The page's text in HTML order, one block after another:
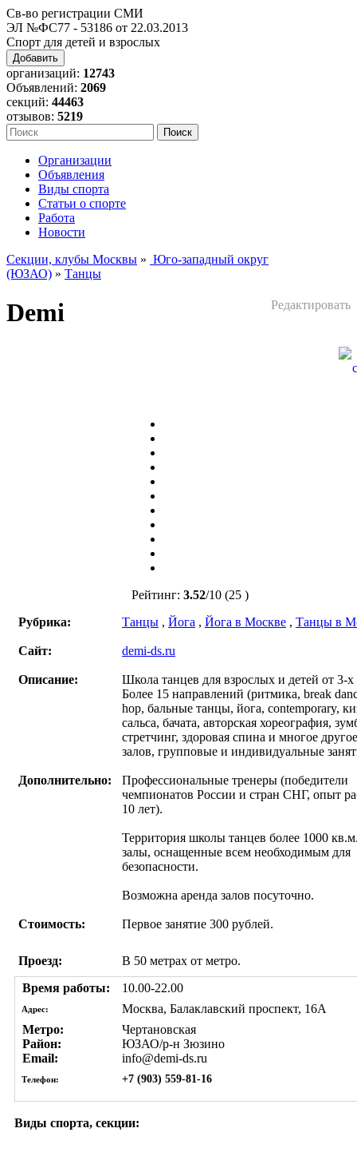
Св-во регистрации СМИ
ЭЛ №ФС77 - 53186 от 22.03.2013
Спорт для детей и взрослых
Добавить
организаций: 12743
Объявлений: 2069
секций: 44463
отзывов: 5219
Организации
Объявления
Виды спорта
Статьи о спорте
Работа
Новости
Секции, клубы Москвы » Юго-западный округ
(ЮЗАО) » Танцы
Редактировать
Demi
Рейтинг: 3.52/10 (25 )
Рубрика:
Танцы , Йога , Йога в Москве , Танцы в
Сайт: demi-ds.ru
Описание:
Школа танцев для взрослых и детей от 3-х
Более 15 направлений (ритмика, break
hop, бальные танцы, йога, contemporary,
сальса, бачата, авторская хореография,
стретчинг, здоровая спина и многое
залов, групповые и индивидуальные
Дополнительно:
Профессиональные тренеры (победители
чемпионатов России и стран СНГ, опыт
10 лет).
Территория школы танцев более 1000
залы, оснащенные всем необходимым для
безопасности.
Возможна аренда залов посуточно.
Стоимость: Первое занятие 300 рублей.
Проезд:
В 50 метрах от метро.
Время работы:
10.00-22.00
Адрес:
Москва, Балаклавский проспект, 16А
Метро:
Чертановская
Район:
ЮЗАО/р-н Зюзино
Email:
info@demi-ds.ru
Телефон: +7 (903) 559-81-16
Виды спорта, секции: